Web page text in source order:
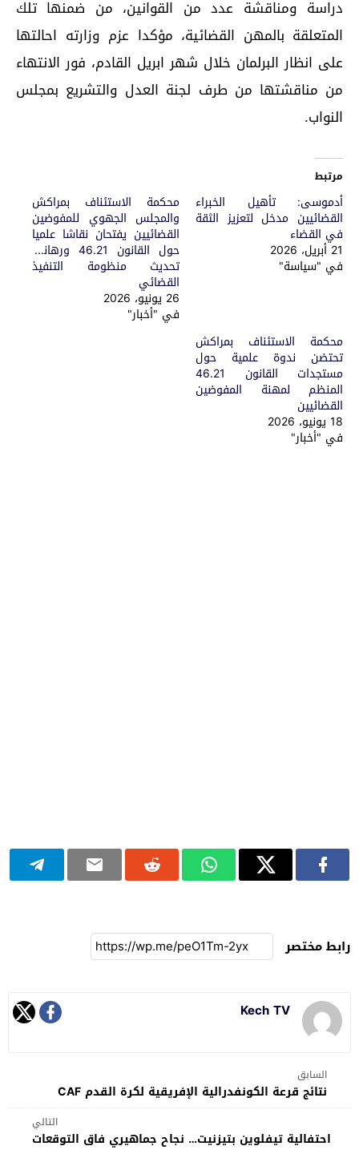
دراسة ومناقشة عدد من القوانين، من ضمنها تلك
المتعلقة بالمهن القضائية، مؤكدا عزم وزارته احالتها
على انظار البرلمان خلال شهر ابريل القادم، فور الانتهاء
من مناقشتها من طرف لجنة العدل والتشريع بمجلس
النواب.
مرتبط
أدموسى: تأهيل الخبراء
القضائيين مدخل لتعزيز الثقة
في القضاء
21 أبريل، 2026
في "سياسة"
محكمة الاستئناف بمراكش
والمجلس الجهوي للمفوضين
القضائيين يفتحان نقاشا علميا
حول القانون 46.21 ورهانات
تحديث منظومة التنفيذ
القضائي
26 يونيو، 2026
في "أخبار"
محكمة الاستئناف بمراكش
تحتضن ندوة علمية حول
مستجدات القانون 46.21
المنظم لمهنة المفوضين
القضائيين
18 يونيو، 2026
في "أخبار"
رابط مختصر
Kech TV
السابق
نتائج قرعة الكونفدرالية الإفريقية لكرة القدم CAF
التالي
احتفالية تيفلوين بتيزنيت… نجاح جماهيري فاق التوقعات